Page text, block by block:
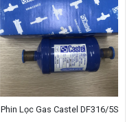
Phin Lọc Gas Castel DF316/5S